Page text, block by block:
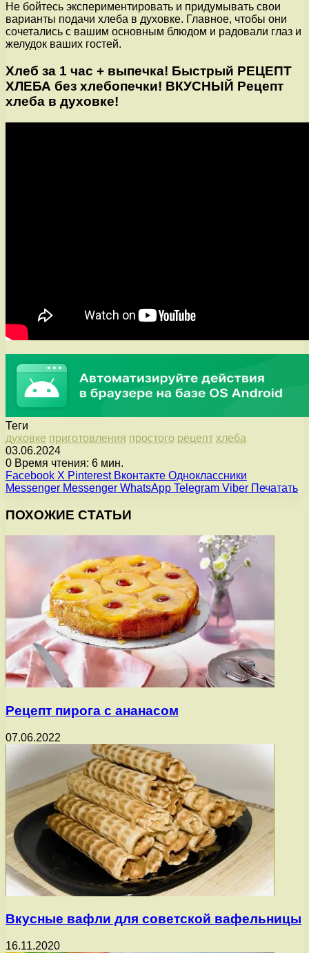
Не бойтесь экспериментировать и придумывать свои
варианты подачи хлеба в духовке. Главное, чтобы они
сочетались с вашим основным блюдом и радовали глаз и
желудок ваших гостей.
Хлеб за 1 час + выпечка! Быстрый РЕЦЕПТ
ХЛЕБА без хлебопечки! ВКУСНЫЙ Рецепт
хлеба в духовке!
Теги
духовке приготовления простого рецепт хлеба
03.06.2024
0 Время чтения: 6 мин.
Facebook X Pinterest Вконтакте Одноклассники
Messenger Messenger WhatsApp Telegram Viber Печатать
ПОХОЖИЕ СТАТЬИ
Рецепт пирога с ананасом
07.06.2022
Вкусные вафли для советской вафельницы
16.11.2020